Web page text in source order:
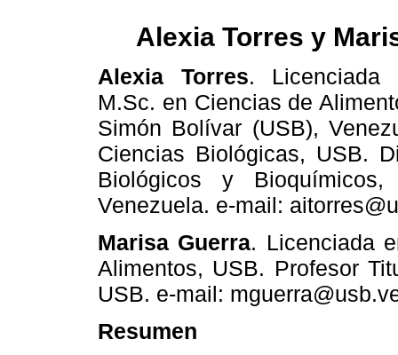
Alexia Torres y
Alexia Torres.
M.Sc. en Ciencias de
Simón Bolívar (USB),
Ciencias Biológicas, USB.
Biológicos y
Venezuela. e-mail:
Marisa Guerra. Licenciada
Alimentos, USB. Profesor
USB. e-mail:
Resumen